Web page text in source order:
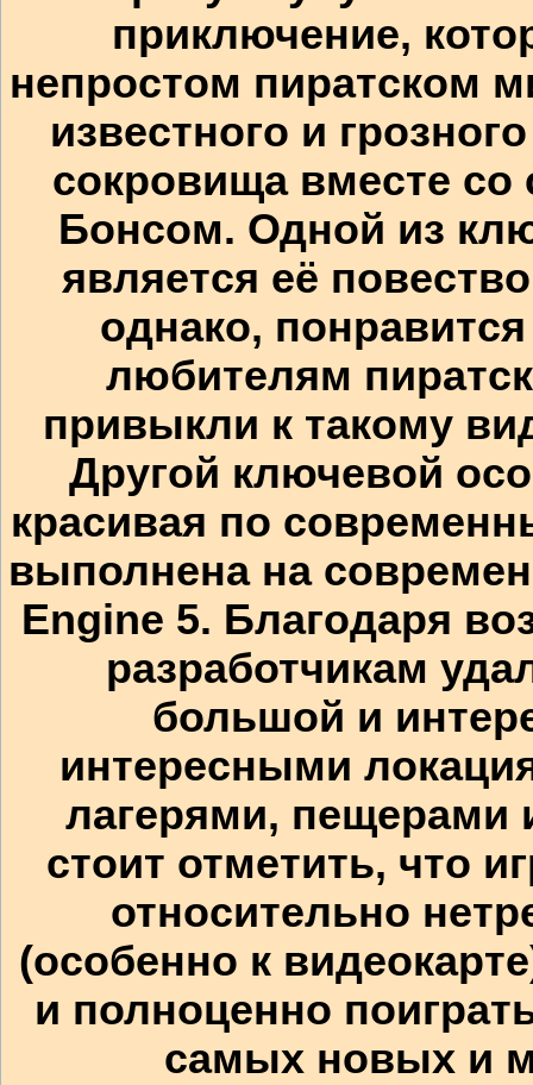
приключение,
непростом пиратском
известного и
сокровища вместе
Бонсом. Одной из
является её
однако,
любителям
привыкли к такому
Другой ключевой
красивая по
выполнена на
Engine 5. Благодаря
разработчикам
большой и
интересными
лагерями, пещерами
стоит отметить, что
относительно
(особенно к
и полноценно
самых новых и